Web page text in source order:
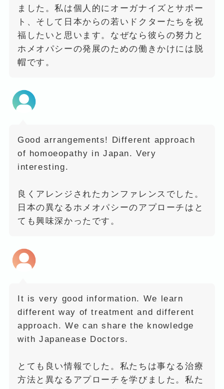
ました。私は個人的にオーガナイズとサポー
ト、そして日本からの若いドクターたちを祝
福したいと思います。なぜなら彼らの努力と
ホメオパシーの発展のための働きかけには脱
帽です。
Good arrangements! Different approach
of homoeopathy in Japan. Very
interesting.
良くアレンジされたカンファレンスでした。
日本の異なるホメオパシーのアプローチはと
ても興味深かったです。
It is very good information. We learn
different way of treatment and different
approach. We can share the knowledge
with Japanease Doctors.
とても良い情報でした。私たちは事なる治療
方法と異なるアプローチを学びました。私た